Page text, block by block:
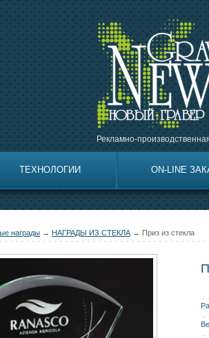
Рекламно-
ТЕХНОЛОГИИ ON-LINE
награды → НАГРАДЫ ИЗ СТЕКЛА → Приз из стекла